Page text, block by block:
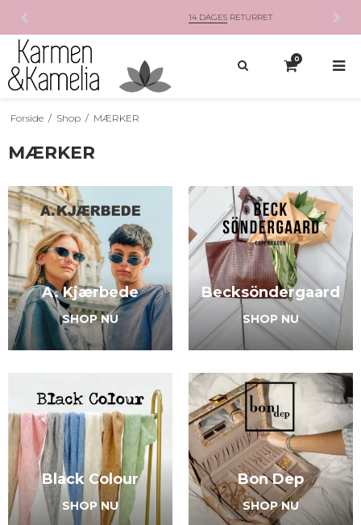
RETURRET
0
Forside / Shop / MÆRKER
MÆRKER
A. Kjærbede
SHOP NU
Becksöndergaard
SHOP NU
Black Colour
SHOP NU
Bon Dep
SHOP NU